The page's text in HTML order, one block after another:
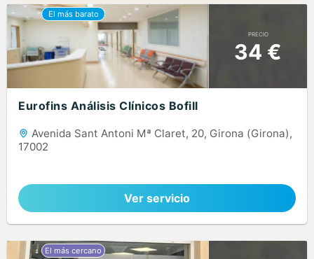
PRECIO
34 €
Eurofins Análisis Clínicos Bofill
Avenida Sant Antoni Mª Claret, 20, Girona (Girona),
17002
Ver servicio